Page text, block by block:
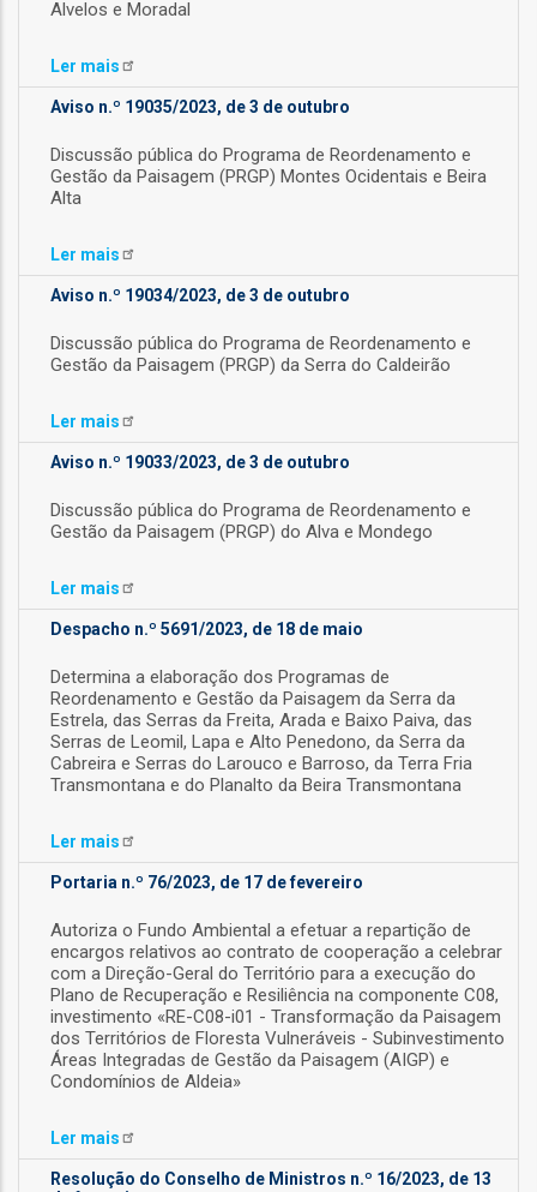
Alvelos e Moradal
Ler mais
Aviso n.º 19035/2023, de 3 de outubro
Discussão pública do Programa de Reordenamento e
Gestão da Paisagem (PRGP) Montes Ocidentais e Beira
Alta
Ler mais
Aviso n.º 19034/2023, de 3 de outubro
Discussão pública do Programa de Reordenamento e
Gestão da Paisagem (PRGP) da Serra do Caldeirão
Ler mais
Aviso n.º 19033/2023, de 3 de outubro
Discussão pública do Programa de Reordenamento e
Gestão da Paisagem (PRGP) do Alva e Mondego
Ler mais
Despacho n.º 5691/2023, de 18 de maio
Determina a elaboração dos Programas de
Reordenamento e Gestão da Paisagem da Serra da
Estrela, das Serras da Freita, Arada e Baixo Paiva, das
Serras de Leomil, Lapa e Alto Penedono, da Serra da
Cabreira e Serras do Larouco e Barroso, da Terra Fria
Transmontana e do Planalto da Beira Transmontana
Ler mais
Portaria n.º 76/2023, de 17 de fevereiro
Autoriza o Fundo Ambiental a efetuar a repartição de
encargos relativos ao contrato de cooperação a celebrar
com a Direção-Geral do Território para a execução do
Plano de Recuperação e Resiliência na componente C08,
investimento «RE-C08-i01 - Transformação da Paisagem
dos Territórios de Floresta Vulneráveis - Subinvestimento
Áreas Integradas de Gestão da Paisagem (AIGP) e
Condomínios de Aldeia»
Ler mais
Resolução do Conselho de Ministros n.º 16/2023, de 13